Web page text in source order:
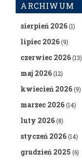
ARCHIWUM
sierpień 2026(1)
lipiec 2026(9)
czerwiec 2026(13)
maj 2026(12)
kwiecień 2026(9)
marzec 2026(14)
luty 2026(8)
styczeń 2026(14)
grudzień 2025 (6)